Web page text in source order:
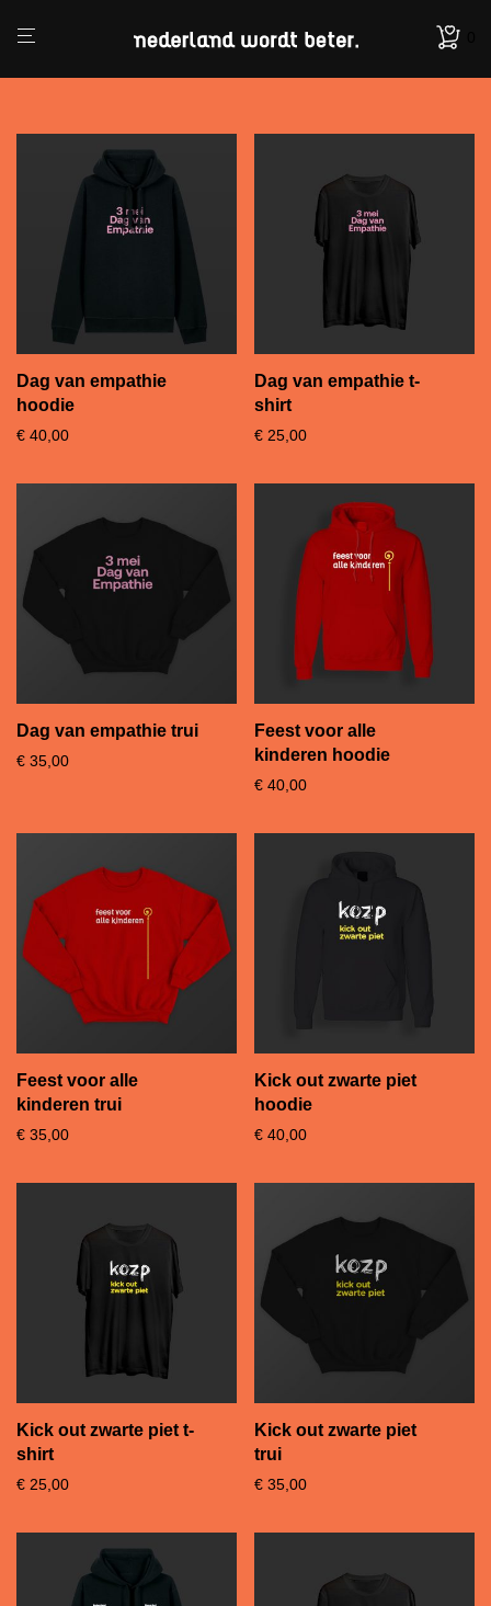
Dag van empathie
hoodie
€ 40,00
Dag van empathie t-
shirt
€ 25,00
Dag van empathie trui
€ 35,00
Feest voor alle
kinderen hoodie
€ 40,00
Feest voor alle
kinderen trui
€ 35,00
Kick out zwarte piet
hoodie
€ 40,00
Kick out zwarte piet t-
shirt
€ 25,00
Kick out zwarte piet
trui
€ 35,00